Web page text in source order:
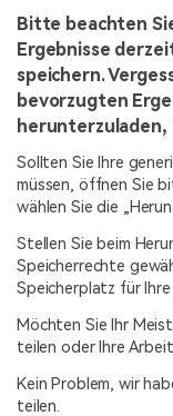
Bitte beachten
Ergebnisse
speichern.
bevorzugten
herunterzuladen,
Sollten Sie Ihre
müssen, öffnen Sie
wählen Sie die
Stellen Sie beim
Speicherrechte
Speicherplatz für
Möchten Sie Ihr
teilen oder Ihre
Kein Problem, wir
teilen.